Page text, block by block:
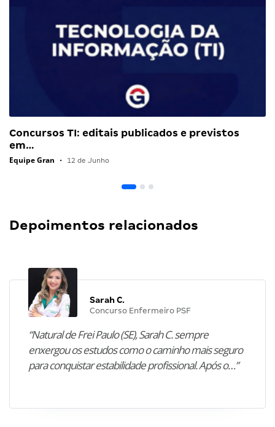
Concursos TI: editais publicados e previstos
em…
Equipe Gran • 12 de Junho
Depoimentos relacionados
Sarah C.
Concurso Enfermeiro PSF
“Natural de Frei Paulo (SE), Sarah C. sempre
enxergou os estudos como o caminho mais seguro
para conquistar estabilidade profissional. Após o…”